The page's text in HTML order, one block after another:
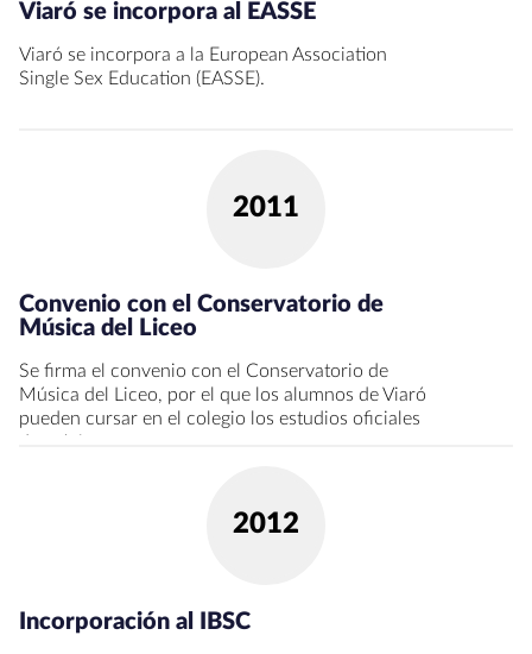
Viaró se incorpora al EASSE
Viaró se incorpora a la European Association
Single Sex Education (EASSE).
Convenio con el Conservatorio de
Música del Liceo
2011
Se firma el convenio con el Conservatorio de
Música del Liceo, por el que los alumnos de Viaró
pueden cursar en el colegio los estudios oficiales
Incorporación al IBSC
2012